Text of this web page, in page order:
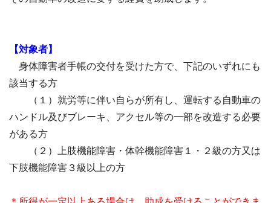
【対象者】
身体障害者手帳の交付を受けた方で、下記のいずれにも
該当する方
（１）就労等に伴い自らが所有し、運転する自動車の
ハンドル及びブレーキ、アクセル等の一部を改造する必要
がある方
（２）上肢機能障害・体幹機能障害１・２級の方又は
下肢機能障害３級以上の方